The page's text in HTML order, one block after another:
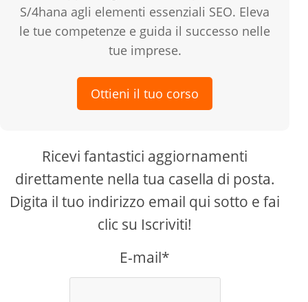
S/4hana agli elementi essenziali SEO. Eleva
le tue competenze e guida il successo nelle
tue imprese.
Ottieni il tuo corso
Ricevi fantastici aggiornamenti
direttamente nella tua casella di posta.
Digita il tuo indirizzo email qui sotto e fai
clic su Iscriviti!
E-mail*